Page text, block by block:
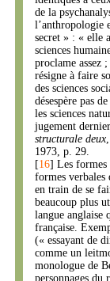
de la
l’anthropologie
secret » : « elle
sciences
proclame assez
résigne à faire
des sciences
désespère pas
les sciences
jugement
structurale deux
1973, p. 29.
[16] Les formes
formes verbales
en train de se
beaucoup plus
langue anglaise
française.
(« essayant de
comme un
monologue de
personnages du